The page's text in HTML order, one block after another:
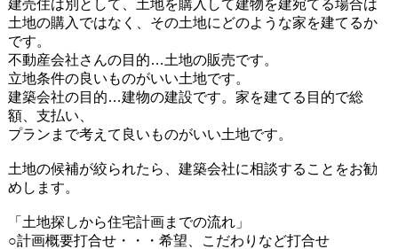
建売住は別として、土地を購入して建物を建宛てる場合は
土地の購入ではなく、その土地にどのような家を建てるか
です。
不動産会社さんの目的…土地の販売です。
立地条件の良いものがいい土地です。
建築会社の目的…建物の建設です。家を建てる目的で総
額、支払い、
プランまで考えて良いものがいい土地です。
土地の候補が絞られたら、建築会社に相談することをお勧
めします。
「土地探しから住宅計画までの流れ」
○計画概要打合せ・・・希望、こだわりなど打合せ